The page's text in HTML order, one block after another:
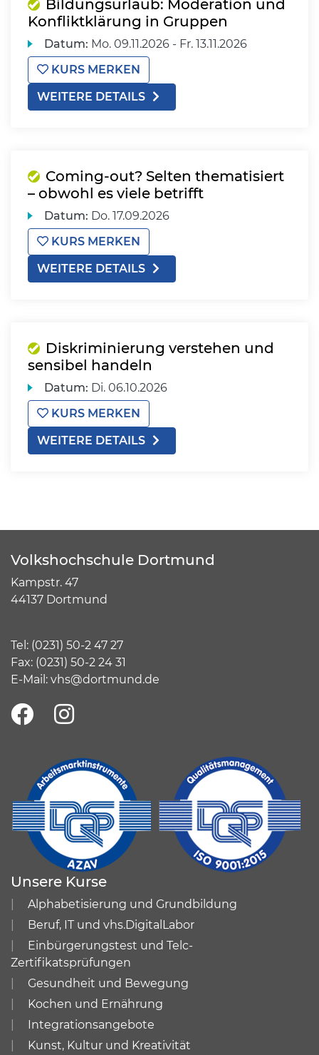
Bildungsurlaub: Moderation und
Konfliktklärung in Gruppen
Datum: Mo. 09.11.2026 - Fr. 13.11.2026
KURS MERKEN
WEITERE DETAILS
Coming-out? Selten thematisiert
– obwohl es viele betrifft
Datum: Do. 17.09.2026
KURS MERKEN
WEITERE DETAILS
Diskriminierung verstehen und
sensibel handeln
Datum: Di. 06.10.2026
KURS MERKEN
WEITERE DETAILS
Volkshochschule Dortmund
Kampstr. 47
44137 Dortmund
Tel: (0231) 50-2 47 27
Fax: (0231) 50-2 24 31
E-Mail: vhs@dortmund.de
Unsere Kurse
Alphabetisierung und Grundbildung
Beruf, IT und vhs.DigitalLabor
Einbürgerungstest und Telc-
Zertifikatsprüfungen
Gesundheit und Bewegung
Kochen und Ernährung
Integrationsangebote
Kunst, Kultur und Kreativität